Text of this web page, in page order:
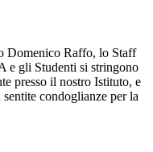
Domenico Raffo, lo Staff
e gli Studenti si stringono
presso il nostro Istituto, e
condoglianze per la